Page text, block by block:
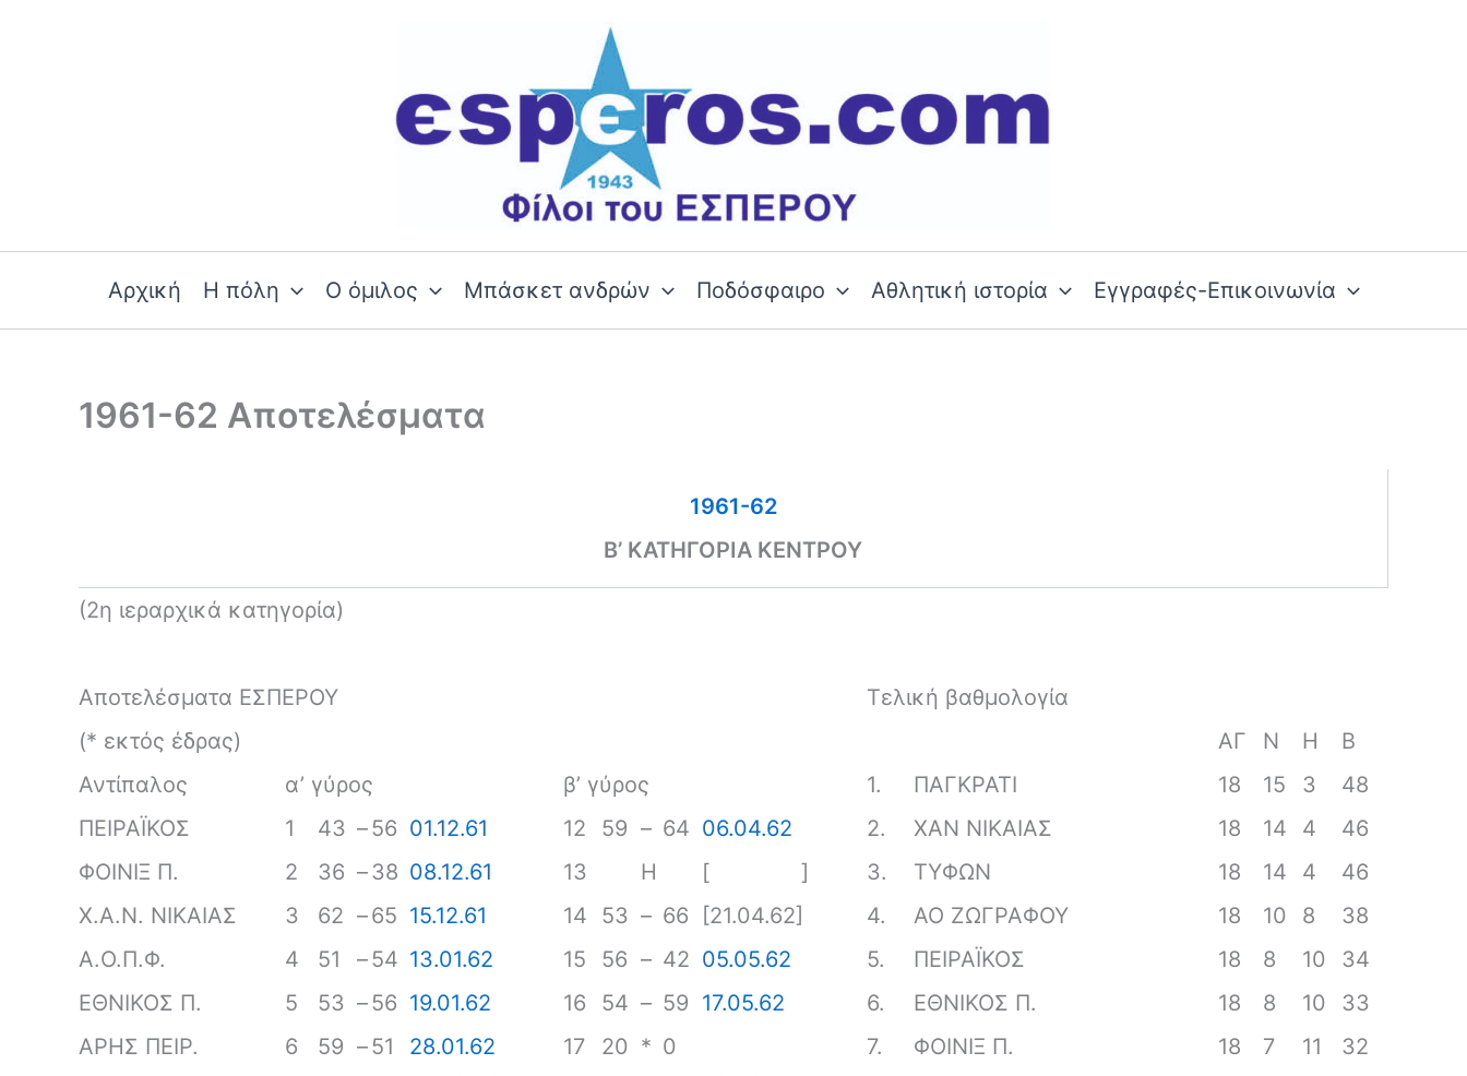
Αρχική Η πόλη Ο όμιλος Μπάσκετ ανδρών Ποδόσφαιρο Αθλητική ιστορία Εγγραφές-Επικοινωνία
1961-62 Αποτελέσματα
1961-62
Β’ ΚΑΤΗΓΟΡΙΑ ΚΕΝΤΡΟΥ
(2η ιεραρχικά κατηγορία)
Αποτελέσματα ΕΣΠΕΡΟΥ
Τελική βαθμολογία
(* εκτός έδρας)
ΑΓ Ν Η
Β
Αντίπαλος
α’ γύρος β’ γύρος 1. ΠΑΓΚΡΑΤΙ 18 15 3
48
ΠΕΙΡΑΪΚΟΣ
1 43 –56 01.12.61 12 59 – 64 06.04.62 2. ΧΑΝ ΝΙΚΑΙΑΣ 18 14 4
46
ΦΟΙΝΙΞ Π.
2 36 –38 08.12.61 13 Η [ ] 3. ΤΥΦΩΝ 18 14 4
46
Χ.Α.Ν. ΝΙΚΑΙΑΣ
3 62 –65 15.12.61 14 53 – 66 [21.04.62] 4. ΑΟ ΖΩΓΡΑΦΟΥ 18 10 8
38
Α.Ο.Π.Φ.
4 51 –54 13.01.62 15 56 – 42 05.05.62 5. ΠΕΙΡΑΪΚΟΣ 18 8 10
34
ΕΘΝΙΚΟΣ Π.
5 53 –56 19.01.62 16 54 – 59 17.05.62 6. ΕΘΝΙΚΟΣ Π. 18 8 10
33
ΑΡΗΣ ΠΕΙΡ.
6 59 –51 28.01.62 17 20 * 0 7. ΦΟΙΝΙΞ Π. 18 7 11
32